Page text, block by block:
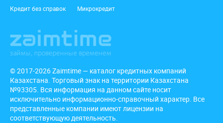
Кредит без справок
Микрокредит
© 2017-2026 Zaimtime — каталог кредитных компаний
Казахстана. Торговый знак на территории Казахстана
№93305. Вся информация на данном сайте носит
исключительно информационно-справочный характер. Все
представленные компании имеют лицензии на
соответствующую деятельность.